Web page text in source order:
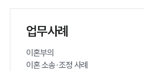
업무사례
이혼부의
이혼 소송·조정 사례